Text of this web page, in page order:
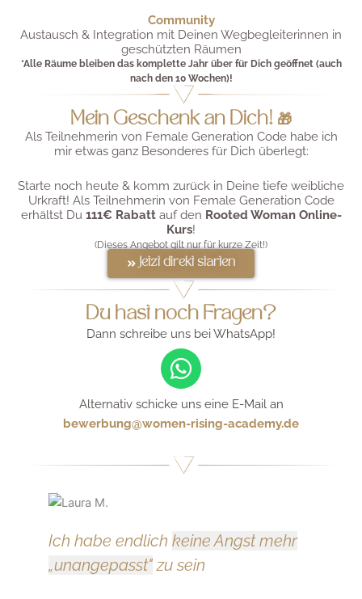
Community
Austausch & Integration mit Deinen Wegbegleiterinnen in
geschützten Räumen
*Alle Räume bleiben das komplette Jahr über für Dich geöffnet (auch
nach den 10 Wochen)!
Mein Geschenk an Dich! 🎁
Als Teilnehmerin von Female Generation Code habe ich
mir etwas ganz Besonderes für Dich überlegt:
Starte noch heute & komm zurück in Deine tiefe weibliche
Urkraft! Als Teilnehmerin von Female Generation Code
erhältst Du 111€ Rabattauf den Rooted Woman Online-
Kurs!
(Dieses Angebot gilt nur für kurze Zeit!)
Jetzt direkt starten
Du hast noch Fragen?
Dann schreibe uns bei WhatsApp!
Alternativ schicke uns eine E-Mail an
bewerbung@women-rising-academy.de
Ich habe endlich keine Angst mehr
„unangepasst"zu sein